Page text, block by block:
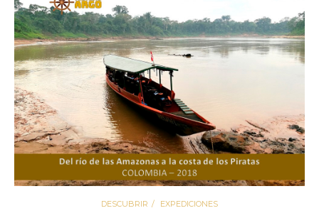
DESCUBRIR EXPEDICIONES